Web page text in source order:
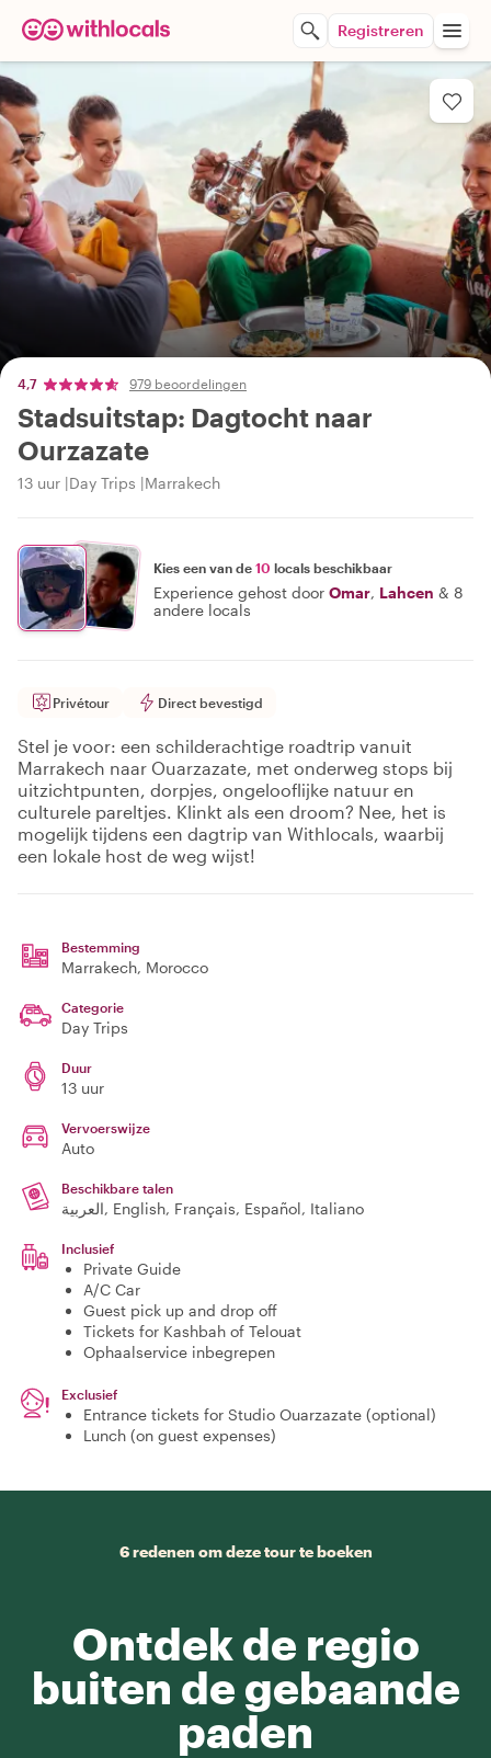
Registreren
4,7 979 beoordelingen
Stadsuitstap: Dagtocht naar
Ourzazate
13 uur Day Trips Marrakech
Kies een van de 10 locals beschikbaar
Experience gehost door Omar, Lahcen & 8
andere locals
Privétour Direct bevestigd
Stel je voor: een schilderachtige roadtrip vanuit
Marrakech naar Ouarzazate, met onderweg stops bij
uitzichtpunten, dorpjes, ongelooflijke natuur en
culturele pareltjes. Klinkt als een droom? Nee, het is
mogelijk tijdens een dagtrip van Withlocals, waarbij
een lokale host de weg wijst!
Bestemming
Marrakech, Morocco
Categorie
Day Trips
Duur
13 uur
Vervoerswijze
Auto
Beschikbare talen
العربية, English, Français, Español, Italiano
Inclusief
Private Guide
A/C Car
Guest pick up and drop off
Tickets for Kashbah of Telouat
Ophaalservice inbegrepen
Exclusief
Entrance tickets for Studio Ouarzazate (optional)
Lunch (on guest expenses)
6 redenen om deze tour te boeken
Ontdek de regio
buiten de gebaande
paden